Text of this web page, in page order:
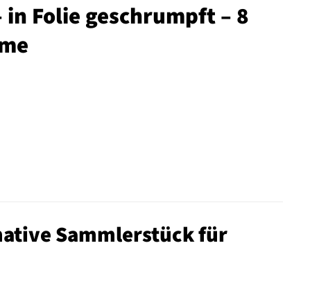
Folie geschrumpft – 8
Sammlerstück für